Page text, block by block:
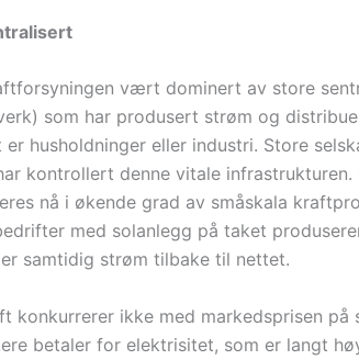
vært dominert av store
som har produsert strøm og
er husholdninger eller industri. Store
kontrollert denne vitale infrastrukturen.
nå i økende grad av småskala
med solanlegg på taket
samtidig strøm tilbake til nettet.
konkurrerer ikke med markedsprisen på
betaler for elektrisitet, som er langt